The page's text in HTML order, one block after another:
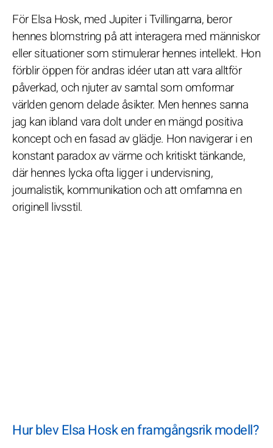
För Elsa Hosk, med Jupiter i Tvillingarna, beror
hennes blomstring på att interagera med människor
eller situationer som stimulerar hennes intellekt. Hon
förblir öppen för andras idéer utan att vara alltför
påverkad, och njuter av samtal som omformar
världen genom delade åsikter. Men hennes sanna
jag kan ibland vara dolt under en mängd positiva
koncept och en fasad av glädje. Hon navigerar i en
konstant paradox av värme och kritiskt tänkande,
där hennes lycka ofta ligger i undervisning,
journalistik, kommunikation och att omfamna en
originell livsstil.
Hur blev Elsa Hosk en framgångsrik modell?